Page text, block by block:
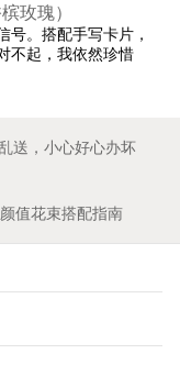
玫瑰）
号。搭配手写卡片，
不起，我依然珍惜
送，小心好心办坏
值花束搭配指南